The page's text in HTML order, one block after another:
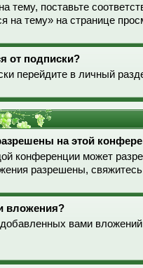
тему, поставьте
на тему» на странице
от подписки?
перейдите в личный
на этой
конференции может
разрешены,
вложения?
вами